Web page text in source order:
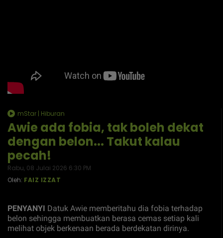
mStar | Hiburan
Awie ada fobia, tak boleh dekat
dengan belon... Takut kalau
pecah!
Rabu, 08 Julai 2026 6:30 PM
Oleh: FAIZ IZZAT
PENYANYI Datuk Awie memberitahu dia fobia terhadap
belon sehingga membuatkan berasa cemas setiap kali
melihat objek berkenaan berada berdekatan dirinya.